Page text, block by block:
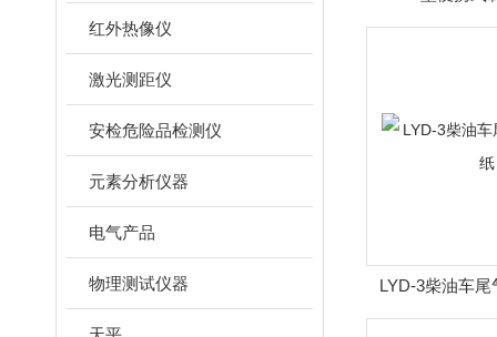
红外热像仪
激光测距仪
安检危险品检测仪
元素分析仪器
电气产品
物理测试仪器 LYD-3柴油车